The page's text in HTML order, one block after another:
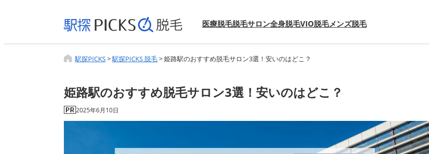
医療脱毛脱毛サロン全身脱毛VIO脱毛メンズ脱毛
駅探PICKS>駅探PICKS 脱毛>姫路駅のおすすめ脱毛サロン3選！安いのはどこ？
姫路駅のおすすめ脱毛サロン3選！安いのはどこ？
2025年6月10日